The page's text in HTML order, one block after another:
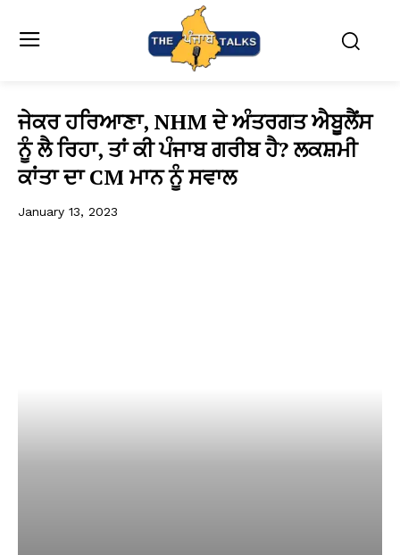
ਜੇਕਰ ਹਰਿਆਣਾ, NHM ਦੇ ਅੰਤਰਗਤ ਐਬੂਲੈਂਸ
ਨੂੰ ਲੈ ਰਿਹਾ, ਤਾਂ ਕੀ ਪੰਜਾਬ ਗਰੀਬ ਹੈ? ਲਕਸ਼ਮੀ
ਕਾਂਤਾ ਦਾ CM ਮਾਨ ਨੂੰ ਸਵਾਲ
January 13, 2023